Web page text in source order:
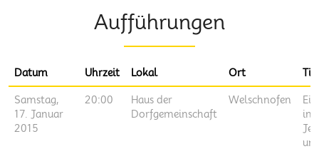
Aufführungen
Datum Uhrzeit Lokal Ort
Samstag,
17. Januar
2015
20:00
Haus der
Dorfgemeinschaft
Welschnofen
ins